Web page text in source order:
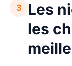
3
Les
les